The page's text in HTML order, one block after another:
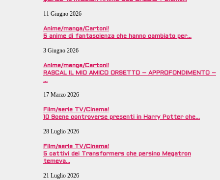
11 Giugno 2026
Anime/manga/Cartoni!
5 anime di fantascienza che hanno cambiato per…
3 Giugno 2026
Anime/manga/Cartoni!
RASCAL IL MIO AMICO ORSETTO – APPROFONDIMENTO –
…
17 Marzo 2026
Film/serie TV/Cinema!
10 Scene controverse presenti in Harry Potter che…
28 Luglio 2026
Film/serie TV/Cinema!
5 cattivi dei Transformers che persino Megatron
temeva…
21 Luglio 2026